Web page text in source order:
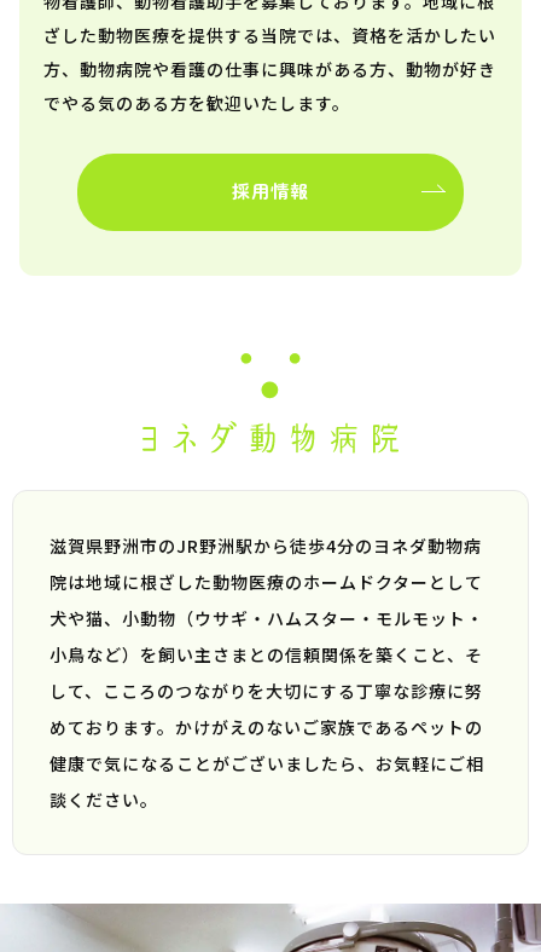
ざした動物医療を提供する当院では、資格を活かしたい
方、動物病院や看護の仕事に興味がある方、動物が好き
でやる気のある方を歓迎いたします。
採用情報
滋賀県野洲市のJR野洲駅から徒歩4分のヨネダ動物病
院は地域に根ざした動物医療のホームドクターとして
犬や猫、小動物（ウサギ・ハムスター・モルモット・
小鳥など）を飼い主さまとの信頼関係を築くこと、そ
して、こころのつながりを大切にする丁寧な診療に努
めております。かけがえのないご家族であるペットの
健康で気になることがございましたら、お気軽にご相
談ください。